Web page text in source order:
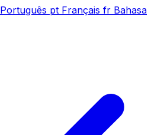
Português pt Français fr Bahasa